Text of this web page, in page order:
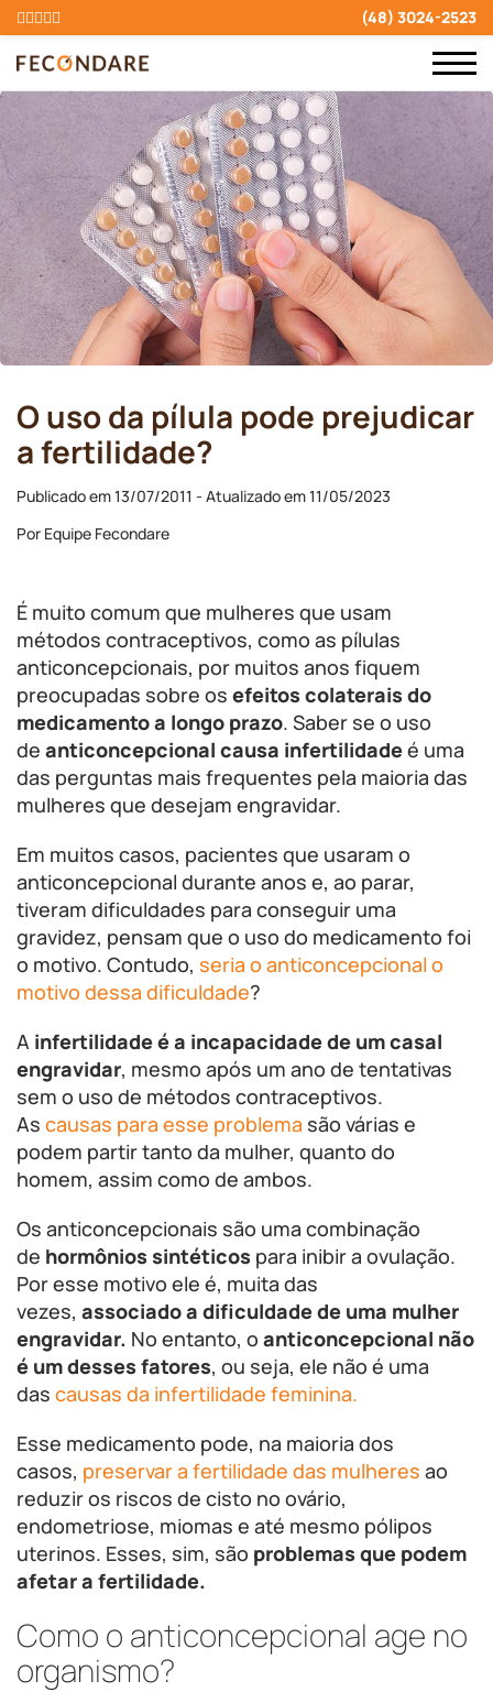
(48) 3024-2523
O uso da pílula pode prejudicar
a fertilidade?
Publicado em 13/07/2011 - Atualizado em 11/05/2023
Por Equipe Fecondare
É muito comum que mulheres que usam
métodos contraceptivos, como as pílulas
anticoncepcionais, por muitos anos fiquem
preocupadas sobre os efeitos colaterais do
medicamento a longo prazo. Saber se o uso
de anticoncepcional causa infertilidadeé uma
das perguntas mais frequentes pela maioria das
mulheres que desejam engravidar.
Em muitos casos, pacientes que usaram o
anticoncepcional durante anos e, ao parar,
tiveram dificuldades para conseguir uma
gravidez, pensam que o uso do medicamento foi
o motivo. Contudo, seria o anticoncepcional o
motivo dessa dificuldade?
A infertilidade é a incapacidade de um casal
engravidar, mesmo após um ano de tentativas
sem o uso de métodos contraceptivos.
As causas para esse problema são várias e
podem partir tanto da mulher, quanto do
homem, assim como de ambos.
Os anticoncepcionais são uma combinação
de hormônios sintéticos para inibir a ovulação.
Por esse motivo ele é, muita das
vezes, associado a dificuldade de uma mulher
engravidar. No entanto, o anticoncepcional não
é um desses fatores, ou seja, ele não é uma
das causas da infertilidade feminina.
Esse medicamento pode, na maioria dos
casos, preservar a fertilidade das mulheres ao
reduzir os riscos de cisto no ovário,
endometriose, miomas e até mesmo pólipos
uterinos. Esses, sim, são problemas que podem
afetar a fertilidade.
Como o anticoncepcional age no
organismo?